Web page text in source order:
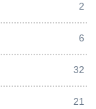
2
6
32
21